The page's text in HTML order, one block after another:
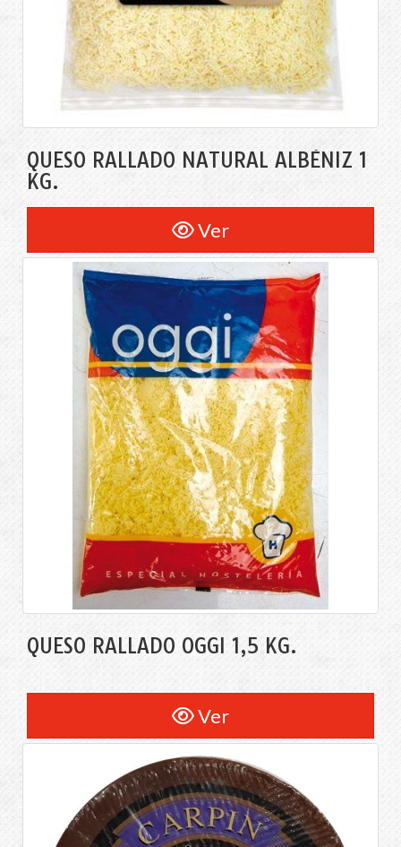
QUESO RALLADO NATURAL ALBÉNIZ 1
KG.
Ver
QUESO RALLADO OGGI 1,5 KG.
Ver